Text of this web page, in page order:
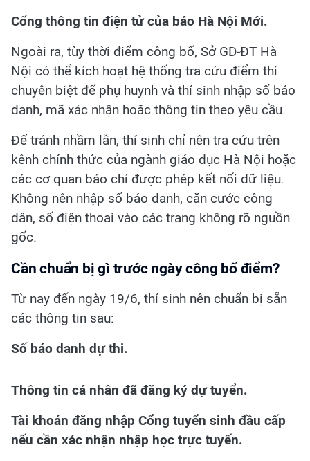
Cổng thông tin điện tử của báo Hà Nội Mới.
Ngoài ra, tùy thời điểm công bố, Sở GD-ĐT Hà
Nội có thể kích hoạt hệ thống tra cứu điểm thi
chuyên biệt để phụ huynh và thí sinh nhập số báo
danh, mã xác nhận hoặc thông tin theo yêu cầu.
Để tránh nhầm lẫn, thí sinh chỉ nên tra cứu trên
kênh chính thức của ngành giáo dục Hà Nội hoặc
các cơ quan báo chí được phép kết nối dữ liệu.
Không nên nhập số báo danh, căn cước công
dân, số điện thoại vào các trang không rõ nguồn
gốc.
Cần chuẩn bị gì trước ngày công bố điểm?
Từ nay đến ngày 19/6, thí sinh nên chuẩn bị sẵn
các thông tin sau:
Số báo danh dự thi.
Thông tin cá nhân đã đăng ký dự tuyển.
Tài khoản đăng nhập Cổng tuyển sinh đầu cấp
nếu cần xác nhận nhập học trực tuyến.